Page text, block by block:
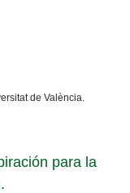
de València.
para la